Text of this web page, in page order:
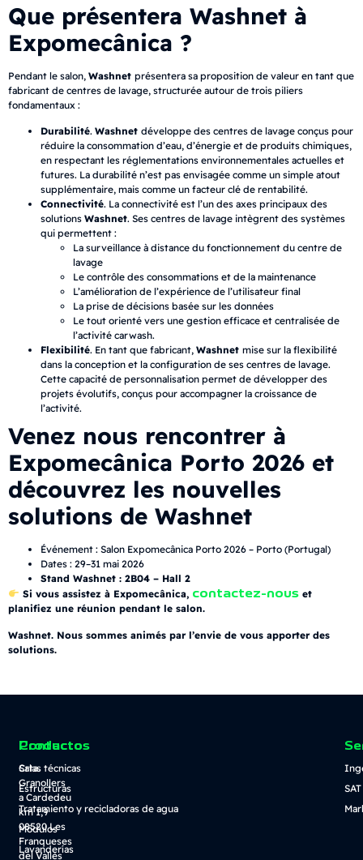
Que présentera Washnet à
Expomecânica ?
Pendant le salon, Washnet présentera sa proposition de valeur en tant que
fabricant de centres de lavage, structurée autour de trois piliers
fondamentaux :
Durabilité. Washnet développe des centres de lavage conçus pour
réduire la consommation d’eau, d’énergie et de produits chimiques,
en respectant les réglementations environnementales actuelles et
futures. La durabilité n’est pas envisagée comme un simple atout
supplémentaire, mais comme un facteur clé de rentabilité.
Connectivité. La connectivité est l’un des axes principaux des
solutions Washnet. Ses centres de lavage intègrent des systèmes
qui permettent :
La surveillance à distance du fonctionnement du centre de
lavage
Le contrôle des consommations et de la maintenance
L’amélioration de l’expérience de l’utilisateur final
La prise de décisions basée sur les données
Le tout orienté vers une gestion efficace et centralisée de
l’activité carwash.
Flexibilité. En tant que fabricant, Washnet mise sur la flexibilité
dans la conception et la configuration de ses centres de lavage.
Cette capacité de personnalisation permet de développer des
projets évolutifs, conçus pour accompagner la croissance de
l’activité.
Venez nous rencontrer à
Expomecânica Porto 2026 et
découvrez les nouvelles
solutions de Washnet
Événement : Salon Expomecânica Porto 2026 – Porto (Portugal)
Dates : 29–31 mai 2026
Stand Washnet : 2B04 – Hall 2
Si vous assistez à Expomecânica, contactez-nouset
planifiez une réunion pendant le salon.
Washnet. Nous sommes animés par l’envie de vous apporter des
solutions.
Contacto
Crta.
Granollers
a Cardedeu
km 1,9
08520 Les
Franqueses
del Vallès
Productos
Salas técnicas
Estructuras
Tratamiento y recicladoras de agua
Módulos
Lavanderías
SAT